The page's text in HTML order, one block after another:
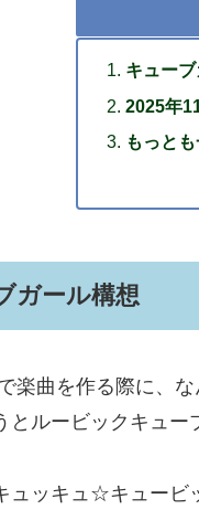
キュー
2025年
もっと
ガール構想
楽曲を作る際に、
とルービックキュー
ュッキュ☆キュービ